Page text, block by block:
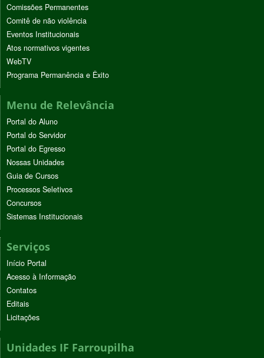
Comissões Permanentes
Comitê de não violência
Eventos Institucionais
Atos normativos vigentes
WebTV
Programa Permanência e Êxito
Menu de Relevância
Portal do Aluno
Portal do Servidor
Portal do Egresso
Nossas Unidades
Guia de Cursos
Processos Seletivos
Concursos
Sistemas Institucionais
Serviços
Início Portal
Acesso à Informação
Contatos
Editais
Licitações
Unidades IF Farroupilha